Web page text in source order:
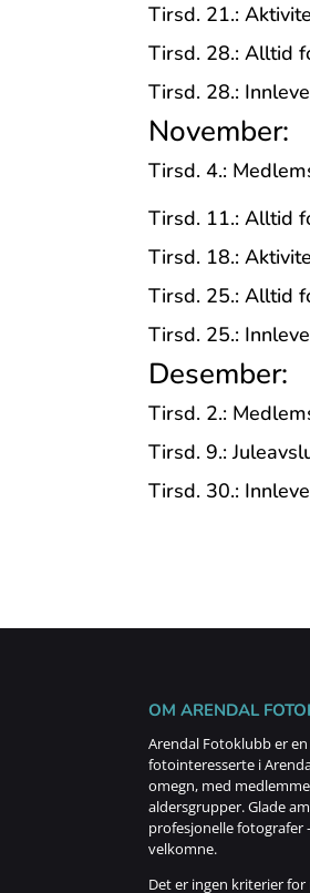
Tirsd. 21.:
Tirsd. 28.: Alltid
Tirsd. 28.:
November:
Tirsd. 4.:
Tirsd. 11.: Alltid
Tirsd. 18.:
Tirsd. 25.: Alltid
Tirsd. 25.:
Desember:
Tirsd. 2.:
Tirsd. 9.:
Tirsd. 30.:
OM ARENDAL
Arendal Fotoklubb er
fotointeresserte i
omegn, med
aldersgrupper. Glade
profesjonelle fotografer
velkomne.
Det er ingen kriterier